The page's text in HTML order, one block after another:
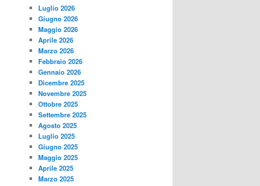
Luglio 2026
Giugno 2026
Maggio 2026
Aprile 2026
Marzo 2026
Febbraio 2026
Gennaio 2026
Dicembre 2025
Novembre 2025
Ottobre 2025
Settembre 2025
Agosto 2025
Luglio 2025
Giugno 2025
Maggio 2025
Aprile 2025
Marzo 2025